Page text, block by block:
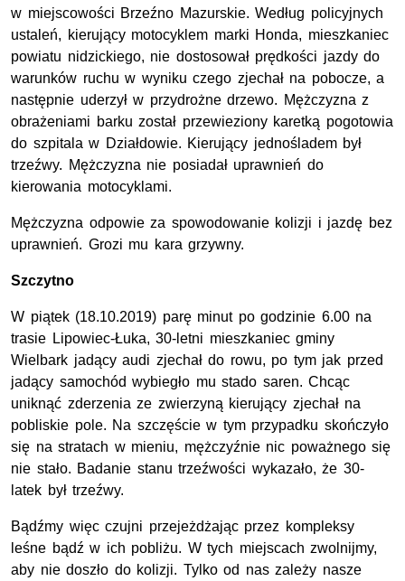
w miejscowości Brzeźno Mazurskie. Według policyjnych
ustaleń, kierujący motocyklem marki Honda, mieszkaniec
powiatu nidzickiego, nie dostosował prędkości jazdy do
warunków ruchu w wyniku czego zjechał na pobocze, a
następnie uderzył w przydrożne drzewo. Mężczyzna z
obrażeniami barku został przewieziony karetką pogotowia
do szpitala w Działdowie. Kierujący jednośladem był
trzeźwy. Mężczyzna nie posiadał uprawnień do
kierowania motocyklami.
Mężczyzna odpowie za spowodowanie kolizji i jazdę bez
uprawnień. Grozi mu kara grzywny.
Szczytno
W piątek (18.10.2019) parę minut po godzinie 6.00 na
trasie Lipowiec-Łuka, 30-letni mieszkaniec gminy
Wielbark jadący audi zjechał do rowu, po tym jak przed
jadący samochód wybiegło mu stado saren. Chcąc
uniknąć zderzenia ze zwierzyną kierujący zjechał na
pobliskie pole. Na szczęście w tym przypadku skończyło
się na stratach w mieniu, mężczyźnie nic poważnego się
nie stało. Badanie stanu trzeźwości wykazało, że 30-
latek był trzeźwy.
Bądźmy więc czujni przejeżdżając przez kompleksy
leśne bądź w ich pobliżu. W tych miejscach zwolnijmy,
aby nie doszło do kolizji. Tylko od nas zależy nasze